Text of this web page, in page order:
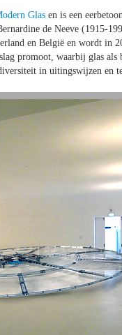
Glas en is een
de Neeve (1915-
en België en wordt in
promoot, waarbij glas als
in uitingswijzen en